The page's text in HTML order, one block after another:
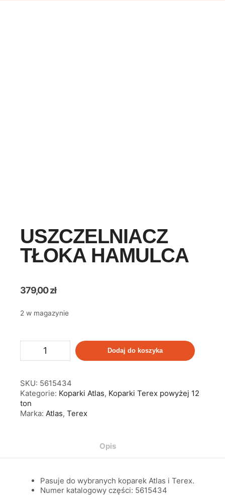
USZCZELNIACZ
TŁOKA HAMULCA
379,00zł
2 w magazynie
Dodaj do koszyka
SKU: 5615434
Kategorie: Koparki Atlas, Koparki Terex powyżej 12
ton
Marka: Atlas, Terex
Opis
Pasuje do wybranych koparek Atlas i Terex.
Numer katalogowy części: 5615434